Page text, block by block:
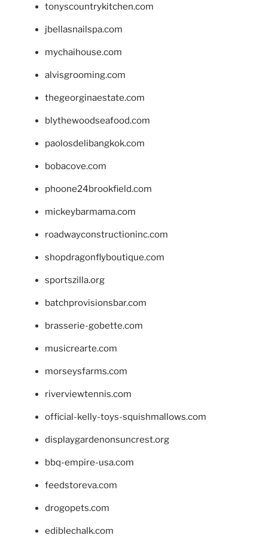
tonyscountrykitchen.com
jbellasnailspa.com
mychaihouse.com
alvisgrooming.com
thegeorginaestate.com
blythewoodseafood.com
paolosdelibangkok.com
bobacove.com
phoone24brookfield.com
mickeybarmama.com
roadwayconstructioninc.com
shopdragonflyboutique.com
sportszilla.org
batchprovisionsbar.com
brasserie-gobette.com
musicrearte.com
morseysfarms.com
riverviewtennis.com
official-kelly-toys-squishmallows.com
displaygardenonsuncrest.org
bbq-empire-usa.com
feedstoreva.com
drogopets.com
ediblechalk.com